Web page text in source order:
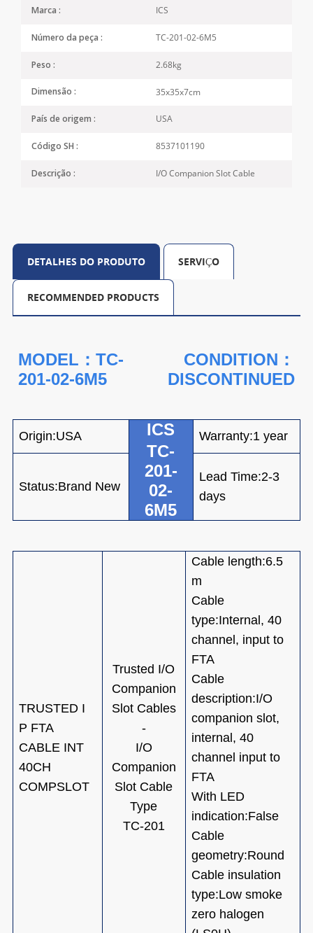
Marca : ICS
Número da peça : TC-201-02-6M5
Peso : 2.68kg
Dimensão : 35x35x7cm
País de origem : USA
Código SH : 8537101190
Descrição : I/O Companion Slot Cable
DETALHES DO PRODUTO SERVIÇO
RECOMMENDED PRODUCTS
MODEL：TC-
201-02-6M5
CONDITION：
DISCONTINUED
Origin:USA
ICS
TC-
201-
02-
6M5
Warranty:1 year
Status:Brand New
Lead Time:2-3
days
TRUSTED I
P FTA
CABLE INT
40CH
COMPSLOT
Trusted I/O
Companion
Slot Cables
-
I/O
Companion
Slot Cable
Type
TC-201
Cable length:6.5
m
Cable
type:Internal, 40
channel, input to
FTA
Cable
description:I/O
companion slot,
internal, 40
channel input to
FTA
With LED
indication:False
Cable
geometry:Round
Cable insulation
type:Low smoke
zero halogen